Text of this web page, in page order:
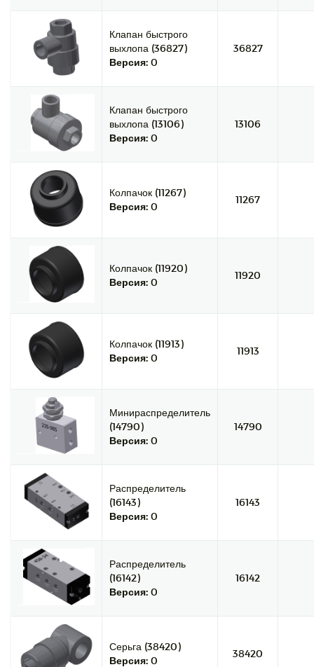
Клапан быстрого
выхлопа (36827)
Версия: 0
36827
Клапан быстрого
выхлопа (13106)
Версия: 0
13106
Колпачок (11267)
Версия: 0
11267
Колпачок (11920)
Версия: 0
11920
Колпачок (11913)
Версия: 0
11913
Минираспределитель
(14790)
Версия: 0
14790
Распределитель
(16143)
Версия: 0
16143
Распределитель
(16142)
Версия: 0
16142
Серьга (38420)
Версия: 0
38420